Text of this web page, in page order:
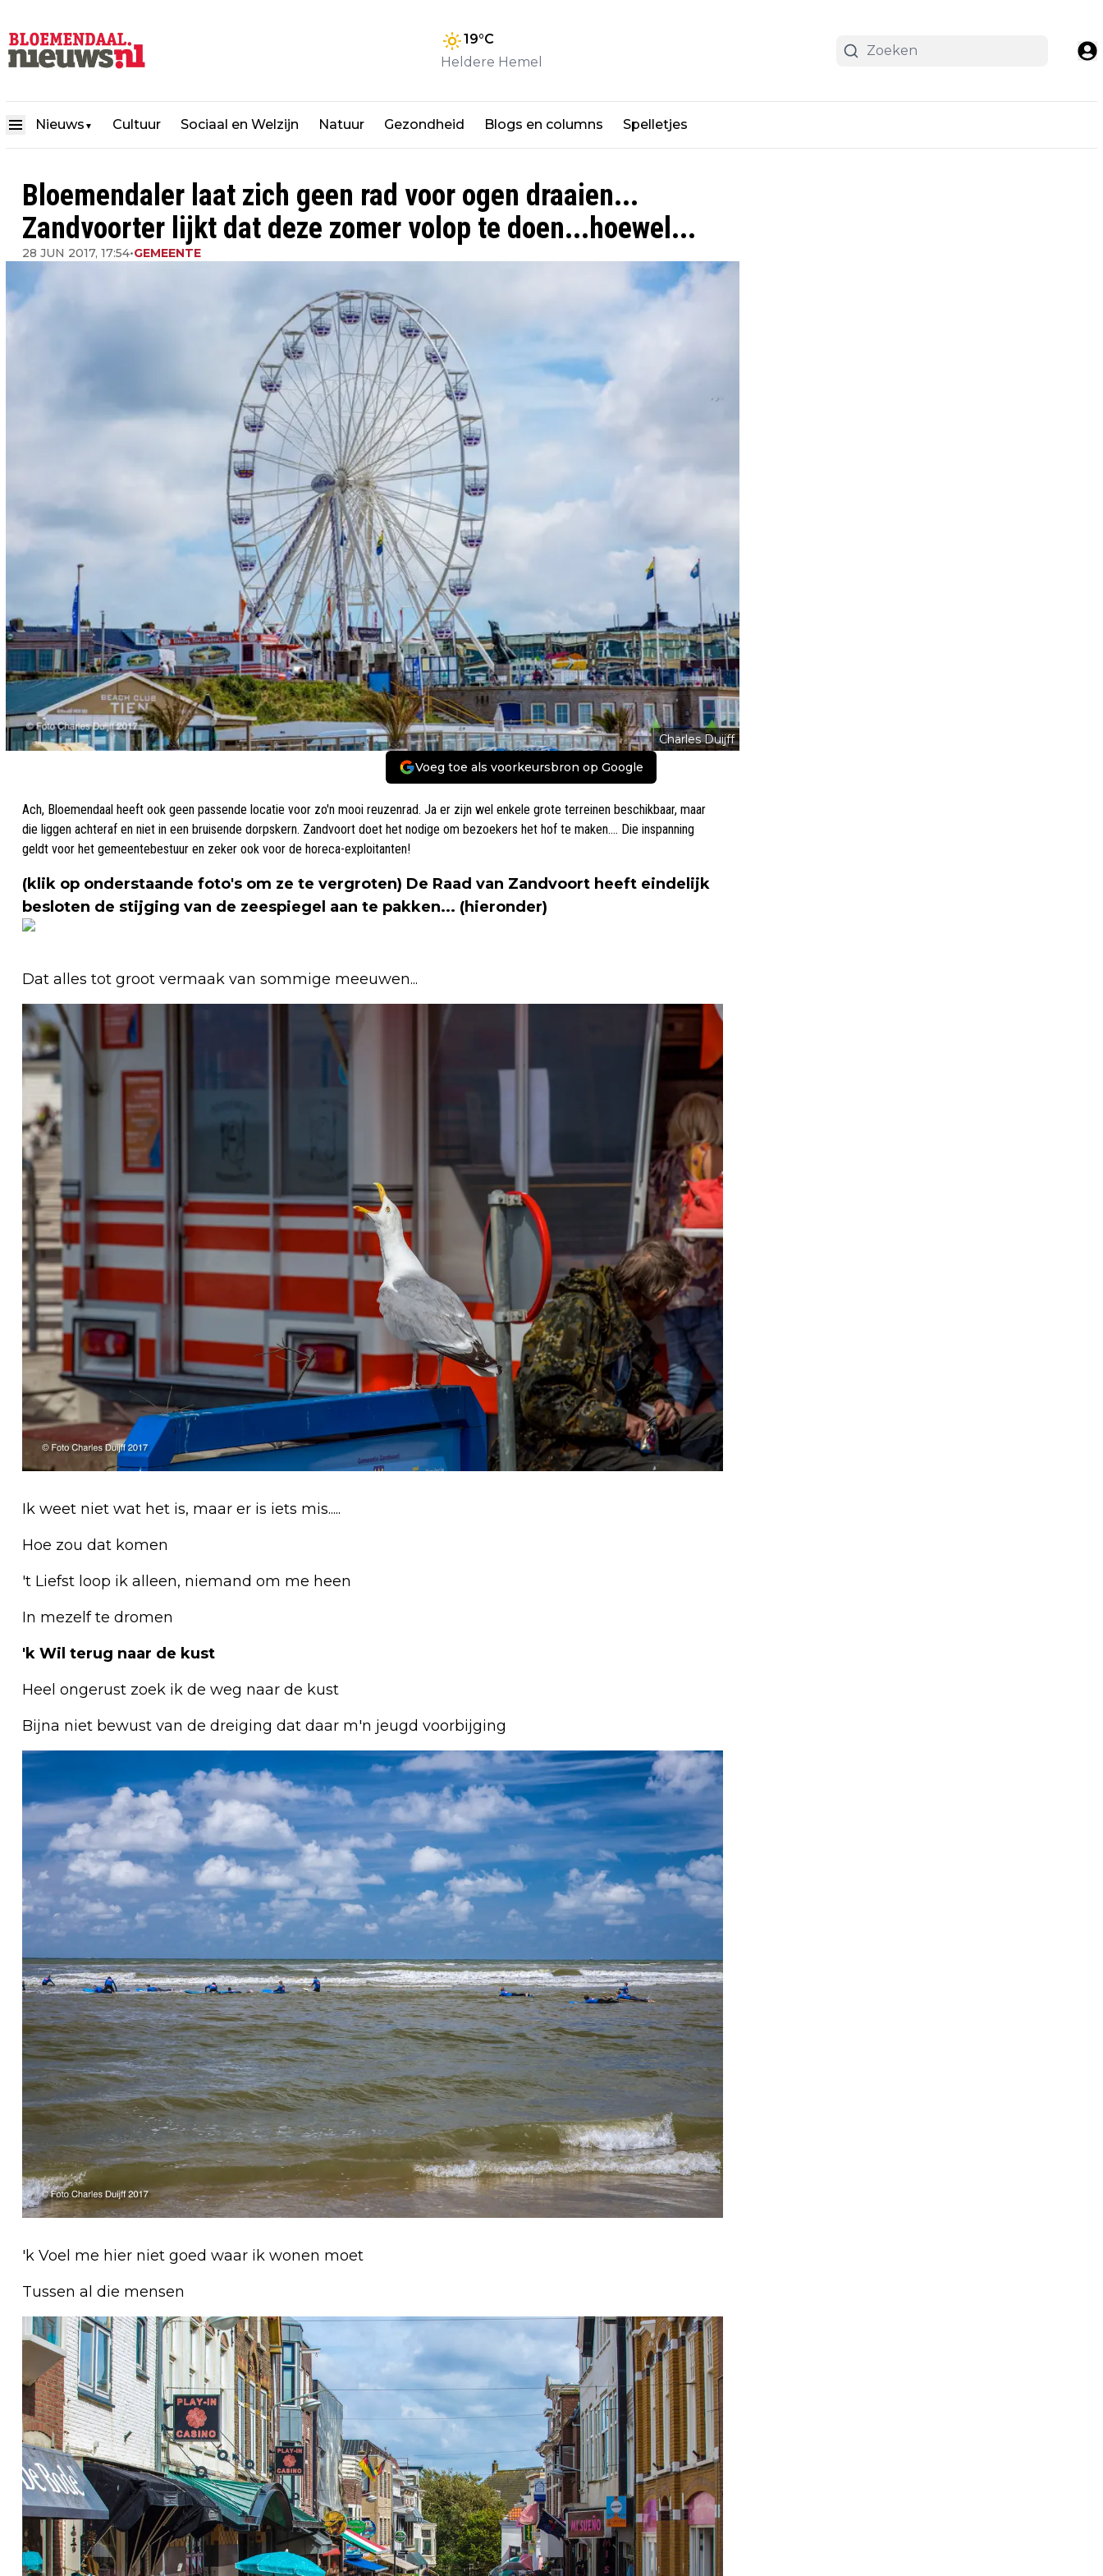
19°C
Heldere Hemel
Nieuws ▼ Cultuur Sociaal en Welzijn Natuur Gezondheid Blogs en columns Spelletjes
Bloemendaler laat zich geen rad voor ogen draaien...
Zandvoorter lijkt dat deze zomer volop te doen...hoewel...
28 JUN 2017, 17:54•GEMEENTE
Charles Duijff
Voeg toe als voorkeursbron op Google
Ach, Bloemendaal heeft ook geen passende locatie voor zo'n mooi reuzenrad. Ja er zijn wel enkele grote terreinen beschikbaar, maar
die liggen achteraf en niet in een bruisende dorpskern. Zandvoort doet het nodige om bezoekers het hof te maken.... Die inspanning
geldt voor het gemeentebestuur en zeker ook voor de horeca-exploitanten!
(klik op onderstaande foto's om ze te vergroten) De Raad van Zandvoort heeft eindelijk
besloten de stijging van de zeespiegel aan te pakken... (hieronder)
Dat alles tot groot vermaak van sommige meeuwen...
Ik weet niet wat het is, maar er is iets mis.....
Hoe zou dat komen
't Liefst loop ik alleen, niemand om me heen
In mezelf te dromen
'k Wil terug naar de kust
Heel ongerust zoek ik de weg naar de kust
Bijna niet bewust van de dreiging dat daar m'n jeugd voorbijging
'k Voel me hier niet goed waar ik wonen moet
Tussen al die mensen